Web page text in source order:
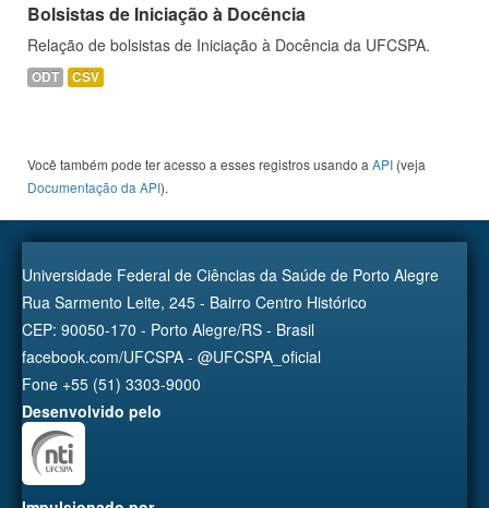
Bolsistas de Iniciação à Docência
Relação de bolsistas de Iniciação à Docência da UFCSPA.
ODT CSV
Você também pode ter acesso a esses registros usando a API (veja
Documentação da API).
Universidade Federal de Ciências da Saúde de Porto Alegre
Rua Sarmento Leite, 245 - Bairro Centro Histórico
CEP: 90050-170 - Porto Alegre/RS - Brasil
facebook.com/UFCSPA - @UFCSPA_oficial
Fone +55 (51) 3303-9000
Desenvolvido pelo